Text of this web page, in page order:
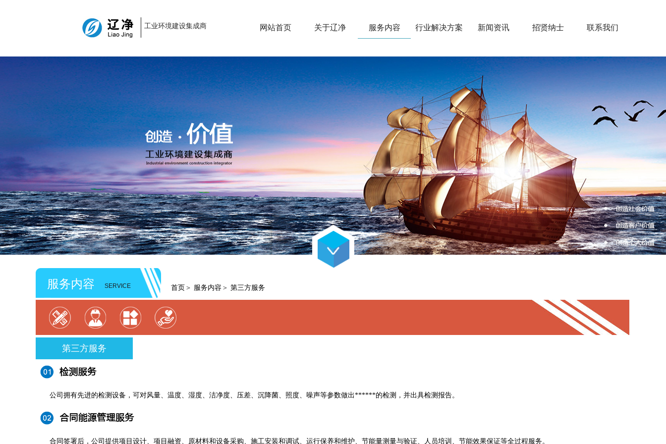
工业环境建设集成商 网站首页 关于辽净 服务内容 行业解决方案 新闻资讯 招贤纳士 联系我们
服务内容 SERVICE 首页 ＞ 服务内容 ＞ 第三方服务
第三方服务
公司拥有先进的检测设备，可对风量、温度、湿度、洁净度、压差、沉降菌、照度、噪声等参数做出******的检测，并出具检测报告。
合同签署后，公司提供项目设计、项目融资、原材料和设备采购、施工安装和调试、运行保养和维护、节能量测量与验证、人员培训、节能效果保证等全过程服务。